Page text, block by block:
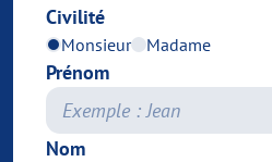
Civilité
Monsieur Madame
Prénom
Nom